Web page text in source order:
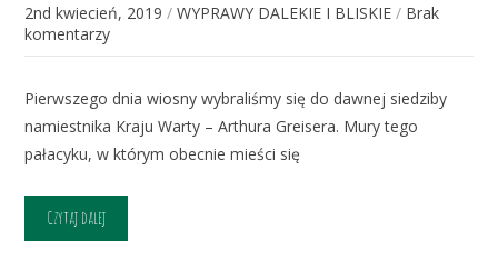
2nd kwiecień, 2019 /WYPRAWY DALEKIE I BLISKIE / Brak
komentarzy
Pierwszego dnia wiosny wybraliśmy się do dawnej siedziby
namiestnika Kraju Warty – Arthura Greisera. Mury tego
pałacyku, w którym obecnie mieści się
Czytaj dalej